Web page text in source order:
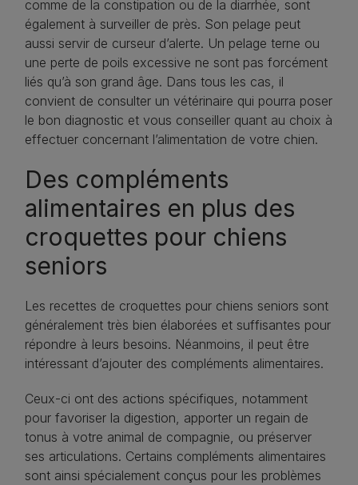
comme de la constipation ou de la diarrhée, sont
également à surveiller de près. Son pelage peut
aussi servir de curseur d’alerte. Un pelage terne ou
une perte de poils excessive ne sont pas forcément
liés qu’à son grand âge. Dans tous les cas, il
convient de consulter un vétérinaire qui pourra poser
le bon diagnostic et vous conseiller quant au choix à
effectuer concernant l’alimentation de votre chien.
Des compléments
alimentaires en plus des
croquettes pour chiens
seniors
Les recettes de croquettes pour chiens seniors sont
généralement très bien élaborées et suffisantes pour
répondre à leurs besoins. Néanmoins, il peut être
intéressant d’ajouter des compléments alimentaires.
Ceux-ci ont des actions spécifiques, notamment
pour favoriser la digestion, apporter un regain de
tonus à votre animal de compagnie, ou préserver
ses articulations. Certains compléments alimentaires
sont ainsi spécialement conçus pour les problèmes